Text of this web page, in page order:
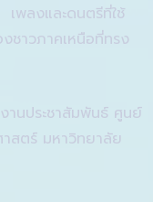
เพลงและดนตรีที่ใช้
ชาวภาคเหนือที่ทรง
านประชาสัมพันธ์ ศูนย์
สตร์ มหาวิทยาลัย